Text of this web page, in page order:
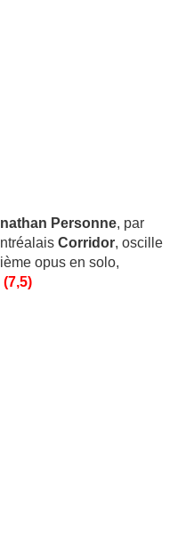
Personne, par
Corridor, oscille
opus en solo,
(7,5)